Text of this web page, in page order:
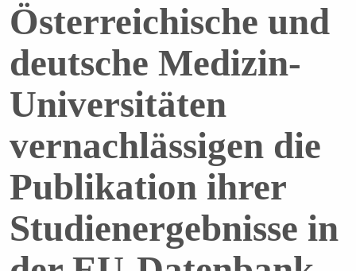
Österreichische und
deutsche Medizin-
Universitäten
vernachlässigen die
Publikation ihrer
Studienergebnisse in